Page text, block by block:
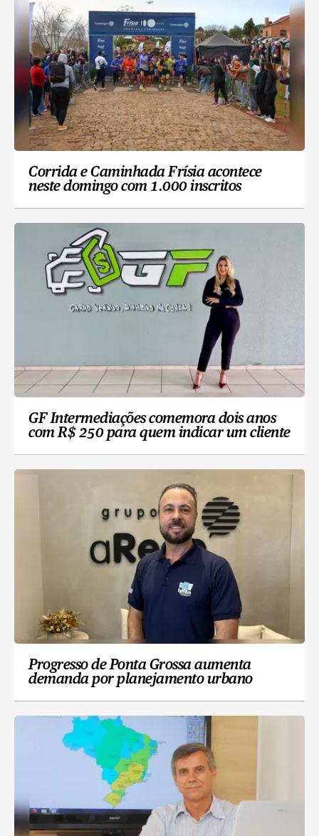
Corrida e Caminhada Frísia acontece
neste domingo com 1.000 inscritos
GF Intermediações comemora dois anos
com R$ 250 para quem indicar um cliente
Progresso de Ponta Grossa aumenta
demanda por planejamento urbano